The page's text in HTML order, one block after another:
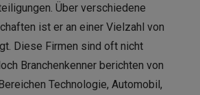
Über verschiedene
ist er an einer Vielzahl von
Diese Firmen sind oft nicht
Branchenkenner berichten von
Technologie, Automobil,